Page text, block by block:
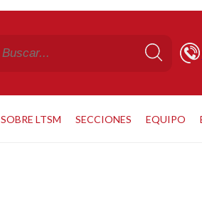
SOBRE LTSM SECCIONES EQUIPO